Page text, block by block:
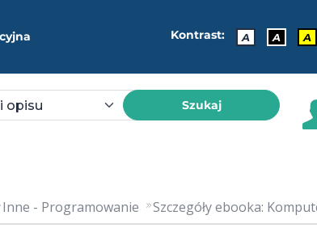
Kontrast: A A A
Szukaj
Inne - Programowanie Szczegóły ebooka: